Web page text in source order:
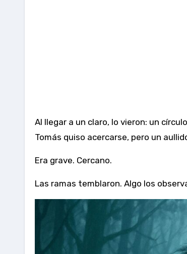
Al llegar a un claro, lo vieron: un
Tomás quiso acercarse, pero un
Era grave. Cercano.
Las ramas temblaron. Algo los